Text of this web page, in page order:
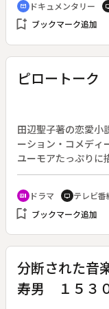
成長していく。神の
１年を追う。
cinematic_blur ドキュメンタリー
bookmark_add ブックマーク追加
ピロートー
田辺聖子著の恋愛小
ーション・コメディ
ユーモアたっぷり
子）は３２歳の誕生
らしを始めた。部屋
かりには「男ができ
る」という思惑があ
ドを買ったのだ。◆
然、窓の外から進学
えた。あかりは思わ
日後、あかりは後輩
recent_actors ドラマ tv テレビ番
bookmark_add ブックマーク追加
分断された
寿男 １５３